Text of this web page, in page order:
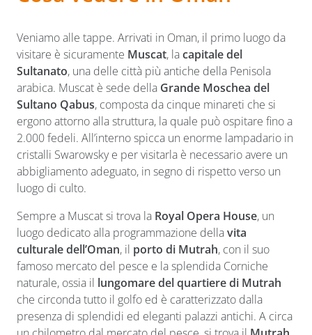
Veniamo alle tappe. Arrivati in Oman, il primo luogo da
visitare è sicuramente Muscat, lacapitale del
Sultanato, una delle città più antiche della Penisola
arabica. Muscat è sede della Grande Moschea del
Sultano Qabus, composta da cinque minareti che si
ergono attorno alla struttura, la quale può ospitare fino a
2.000 fedeli. All’interno spicca un enorme lampadario in
cristalli Swarowsky e per visitarla è necessario avere un
abbigliamento adeguato, in segno di rispetto verso un
luogo di culto.
Sempre a Muscat si trova la Royal Opera House, un
luogo dedicato alla programmazione dellavita
culturale dell’Oman, il porto di Mutrah, con il suo
famoso mercato del pesce e la splendida Corniche
naturale, ossia il lungomare delquartiere di Mutrah
che circonda tutto il golfo ed è caratterizzato dalla
presenza di splendidi ed eleganti palazzi antichi. A circa